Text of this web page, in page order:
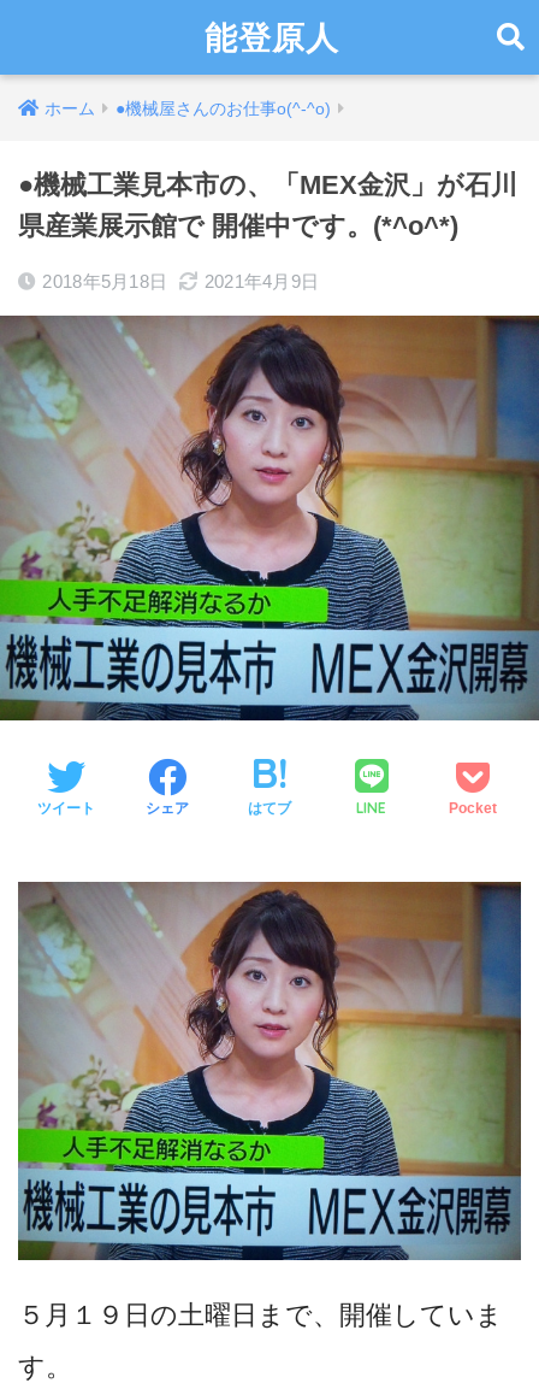
能登原人
ホーム ●機械屋さんのお仕事o(^-^o)
●機械工業見本市の、「MEX金沢」が石川
県産業展示館で 開催中です。(*^o^*)
2018年5月18日 2021年4月9日
ツイート シェア はてブ LINE Pocket
５月１９日の土曜日まで、開催していま
す。